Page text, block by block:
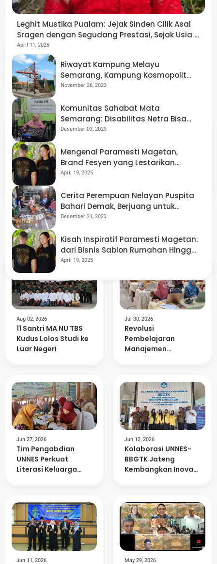
digital saat ini.***
Share
Abdul Arif
Meniti karir sebagai jurnalis sejak 2009 di SKM
Amanat. Pernah berkontribusi untuk Tribun Jateng,
beritagar.id, dan Ayosemarang.com. Saat ini aktif
sebagai dosen Kurikulum dan Teknologi Pendidikan
UNNES.
Artikel Terkait
Aug 02, 2026
11 Santri MA NU TBS
Kudus Lolos Studi ke
Luar Negeri
Jul 30, 2026
Revolusi
Pembelajaran
Manajemen
Bekali Guru MGMP
MPLB Teknologi AI
dan Pendekatan
Deep Learning
Jun 27, 2026
Tim Pengabdian
UNNES Perkuat
Literasi Keluarga
Therapy di
Komunitas Baca Wiji
Semi
Jun 12, 2026
Kolaborasi UNNES-
BBGTK Jateng
Kembangkan Inovasi
MOOC
Jun 11, 2026 May 29, 2026
Leghit Mustika Pualam: Jejak Sinden Cilik Asal
Sragen dengan Segudang Prestasi, Sejak Usia 8
Tahun!
April 11, 2025
Riwayat Kampung Melayu
Semarang, Kampung Kosmopolit
yang Multikultural
November 26, 2023
Komunitas Sahabat Mata
Semarang: Disabilitas Netra Bisa
Berdaya dan Mandiri
Desember 03, 2023
Mengenal Paramesti Magetan,
Brand Fesyen yang Lestarikan
Budaya Jawa Melalui Desain Kaos
April 19, 2025
Cerita Perempuan Nelayan Puspita
Bahari Demak, Berjuang untuk
Setara dan Berdaya di Tengah
Desember 31, 2023
Kisah Inspiratif Paramesti Magetan:
dari Bisnis Sablon Rumahan Hingga
Beromzet Miliaran Rupiah
April 19, 2025